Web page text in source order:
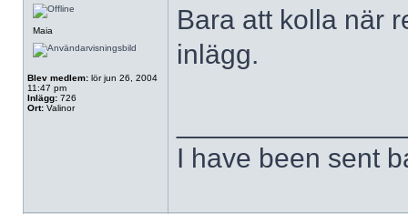
Maia
Blev medlem: lör jun 26, 2004
11:47 pm
Inlägg: 726
Ort: Valinor
Bara att kolla när
inlägg.
I have been sent